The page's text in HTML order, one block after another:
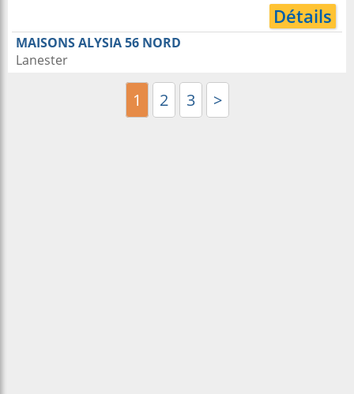
Détails
MAISONS ALYSIA 56 NORD
Lanester
1 2 3 >